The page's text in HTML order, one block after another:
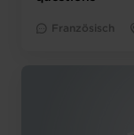
Französisch